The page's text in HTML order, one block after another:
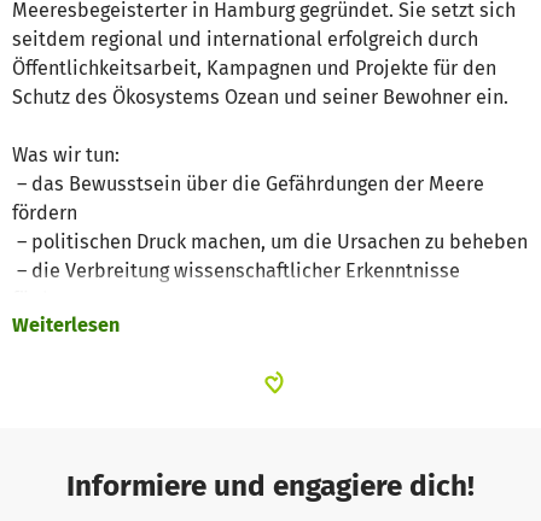
Meeresbegeisterter in Hamburg gegründet. Sie setzt sich
seitdem regional und international erfolgreich durch
Öffentlichkeitsarbeit, Kampagnen und Projekte für den
Schutz des Ökosystems Ozean und seiner Bewohner ein.
Was wir tun:
– das Bewusstsein über die Gefährdungen der Meere
fördern
– politischen Druck machen, um die Ursachen zu beheben
– die Verbreitung wissenschaftlicher Erkenntnisse
– ein Forum für Informationsaustausch und Vernetzung
So fordern wir zum Beispiel als Mitglied der
Weiterlesen
Informiere und engagiere dich!